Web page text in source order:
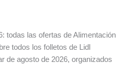
todas las ofertas de Alimentación
todos los folletos de Lidl
de agosto de 2026, organizados